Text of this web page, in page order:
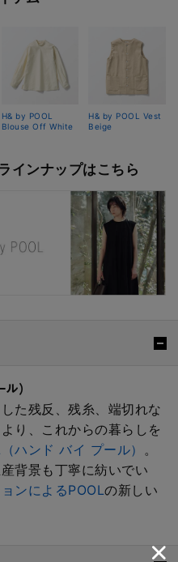
H& by POOL
Blouse Off White
H& by POOL Vest
Beige
インナップはこちら
）
た残反、残糸、端切れな
り、これからの暮らしを
ハンド バイ プール）
。
背景も丁寧に紡いでい
ンによるPOOLの新しい